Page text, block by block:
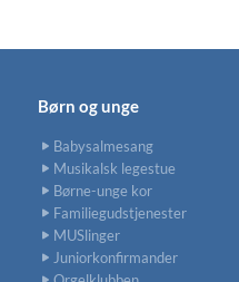
Børn og unge
Babysalmesang
Musikalsk legestue
Børne-unge kor
Familiegudstjenester
MUSlinger
Juniorkonfirmander